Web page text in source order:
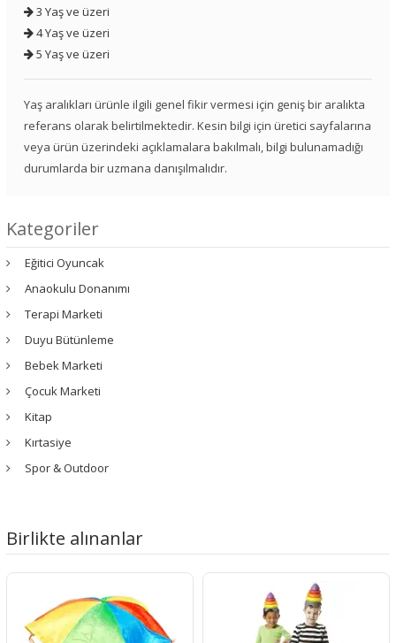
3 Yaş ve üzeri
4 Yaş ve üzeri
5 Yaş ve üzeri
Yaş aralıkları ürünle ilgili genel fikir vermesi için geniş bir aralıkta
referans olarak belirtilmektedir. Kesin bilgi için üretici sayfalarına
veya ürün üzerindeki açıklamalara bakılmalı, bilgi bulunamadığı
durumlarda bir uzmana danışılmalıdır.
Kategoriler
Eğitici Oyuncak
Anaokulu Donanımı
Terapi Marketi
Duyu Bütünleme
Bebek Marketi
Çocuk Marketi
Kitap
Kırtasiye
Spor & Outdoor
Birlikte alınanlar